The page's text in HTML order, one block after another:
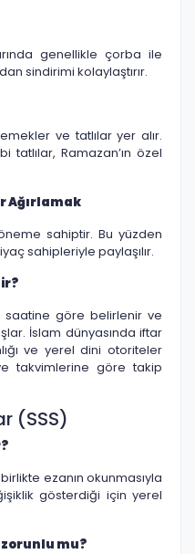
genellikle çorba ile
sindirimi kolaylaştırır.
ve tatlılar yer alır.
tatlılar, Ramazan’ın özel
Ağırlamak
sahiptir. Bu yüzden
sahipleriyle paylaşılır.
göre belirlenir ve
İslam dünyasında iftar
ve yerel dini otoriteler
takvimlerine göre takip
(SSS)
ezanın okunmasıyla
gösterdiği için yerel
mu?